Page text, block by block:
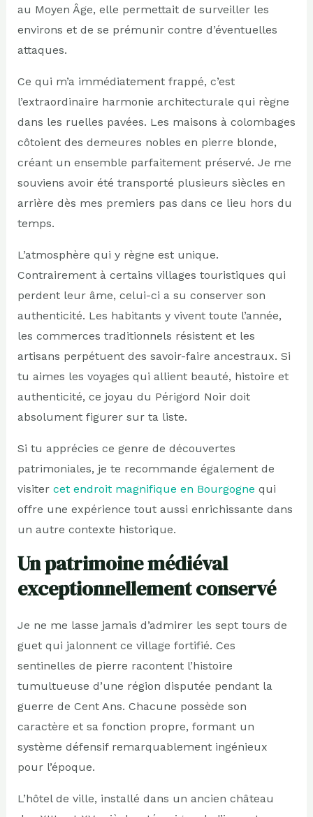
au Moyen Âge, elle permettait de surveiller les
environs et de se prémunir contre d’éventuelles
attaques.
Ce qui m’a immédiatement frappé, c’est
l’extraordinaire harmonie architecturale qui règne
dans les ruelles pavées. Les maisons à colombages
côtoient des demeures nobles en pierre blonde,
créant un ensemble parfaitement préservé. Je me
souviens avoir été transporté plusieurs siècles en
arrière dès mes premiers pas dans ce lieu hors du
temps.
L’atmosphère qui y règne est unique.
Contrairement à certains villages touristiques qui
perdent leur âme, celui-ci a su conserver son
authenticité. Les habitants y vivent toute l’année,
les commerces traditionnels résistent et les
artisans perpétuent des savoir-faire ancestraux. Si
tu aimes les voyages qui allient beauté, histoire et
authenticité, ce joyau du Périgord Noir doit
absolument figurer sur ta liste.
Si tu apprécies ce genre de découvertes
patrimoniales, je te recommande également de
visiter cet endroit magnifique en Bourgogne qui
offre une expérience tout aussi enrichissante dans
un autre contexte historique.
Un patrimoine médiéval
exceptionnellement conservé
Je ne me lasse jamais d’admirer les sept tours de
guet qui jalonnent ce village fortifié. Ces
sentinelles de pierre racontent l’histoire
tumultueuse d’une région disputée pendant la
guerre de Cent Ans. Chacune possède son
caractère et sa fonction propre, formant un
système défensif remarquablement ingénieux
pour l’époque.
L’hôtel de ville, installé dans un ancien château